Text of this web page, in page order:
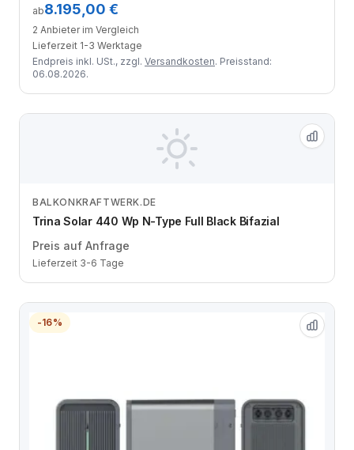
ab8.195,00 €
2 Anbieter im Vergleich
Lieferzeit 1-3 Werktage
Endpreis inkl. USt., zzgl. Versandkosten. Preisstand:
06.08.2026.
Zum Angebot
BALKONKRAFTWERK.DE
Trina Solar 440 Wp N-Type Full Black Bifazial
Preis auf Anfrage
Lieferzeit 3-6 Tage
-16%